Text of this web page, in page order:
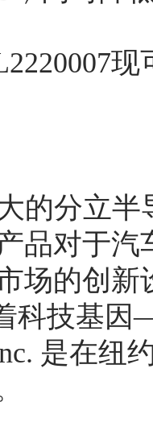
的分立
品对于
场的创
科技基
是在纽